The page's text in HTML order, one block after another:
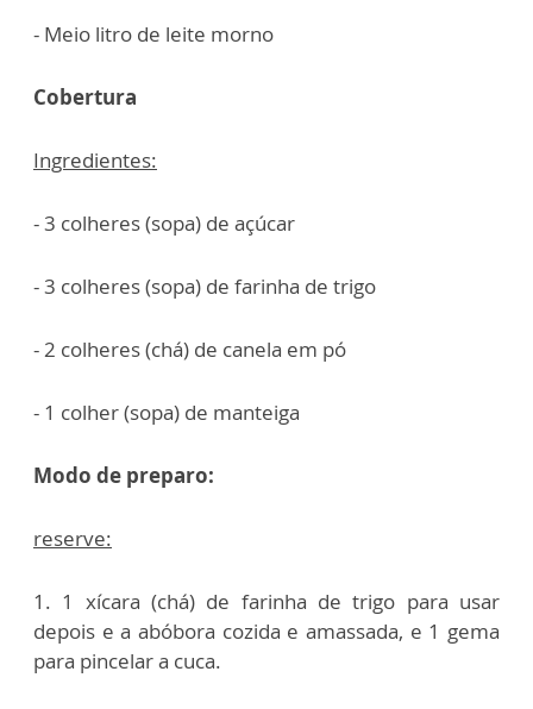
- Meio litro de leite morno
Cobertura
Ingredientes:
- 3 colheres (sopa) de açúcar
- 3 colheres (sopa) de farinha de trigo
- 2 colheres (chá) de canela em pó
- 1 colher (sopa) de manteiga
Modo de preparo:
reserve:
1. 1 xícara (chá) de farinha de trigo para usar
depois e a abóbora cozida e amassada, e 1 gema
para pincelar a cuca.